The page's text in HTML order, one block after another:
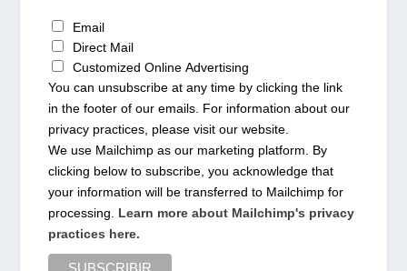
Email
Direct Mail
Customized Online Advertising
You can unsubscribe at any time by clicking the link
in the footer of our emails. For information about our
privacy practices, please visit our website.
We use Mailchimp as our marketing platform. By
clicking below to subscribe, you acknowledge that
your information will be transferred to Mailchimp for
processing. Learn more about Mailchimp's privacy
practices here.